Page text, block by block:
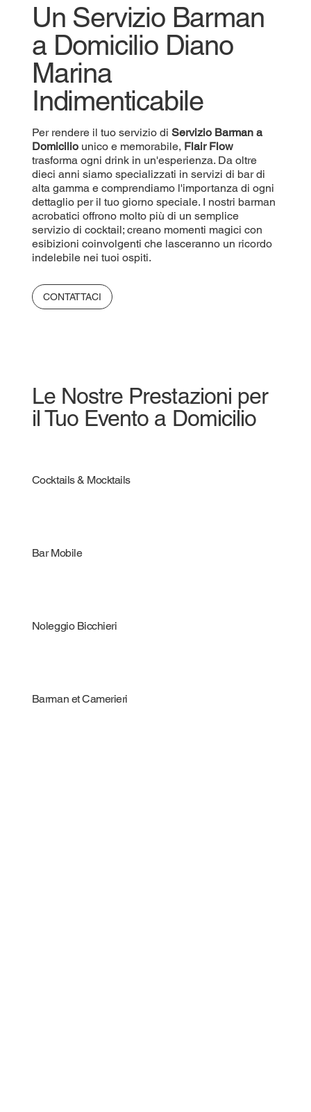
Un Servizio Barman
a Domicilio Diano
Marina
Indimenticabile
Per rendere il tuo servizio di Servizio Barman a
Domicilio unico e memorabile, Flair Flow
trasforma ogni drink in un'esperienza. Da oltre
dieci anni siamo specializzati in servizi di bar di
alta gamma e comprendiamo l'importanza di ogni
dettaglio per il tuo giorno speciale. I nostri barman
acrobatici offrono molto più di un semplice
servizio di cocktail; creano momenti magici con
esibizioni coinvolgenti che lasceranno un ricordo
indelebile nei tuoi ospiti.
CONTATTACI
Le Nostre Prestazioni per
il Tuo Evento a Domicilio
Cocktails & Mocktails
Bar Mobile
Noleggio Bicchieri
Barman et Camerieri